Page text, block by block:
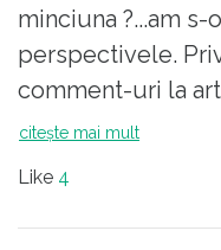
minciuna ?...am
perspectivele.
comment-uri la
( partidelor ) de
unor conduite
citește mai mult
Like 4